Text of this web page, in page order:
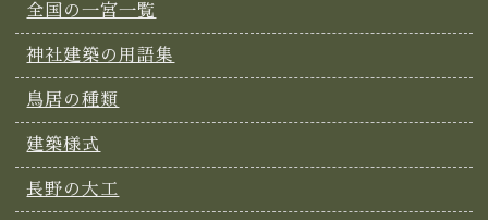
全国の一宮一覧
神社建築の用語集
鳥居の種類
建築様式
長野の大工